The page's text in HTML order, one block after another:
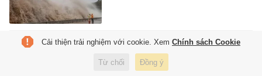
PSG phơi bày hai tử huyệt của
7 giờ trước Thể thao
Cải thiện trải nghiệm với cookie. Xem Chính sách Cookie
Từ chối Đồng ý